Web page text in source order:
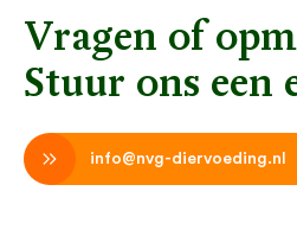
Vragen of
Stuur ons een
info@nvg-diervoeding.nl